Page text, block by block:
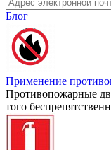
Блог
Применение
Противопожарные
того